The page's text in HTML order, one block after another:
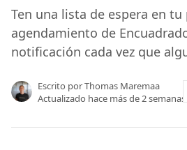
Ten una lista de espera en
agendamiento de
notificación cada vez que
Escrito porThomas Maremaa
Actualizado hace más de 2 semanas